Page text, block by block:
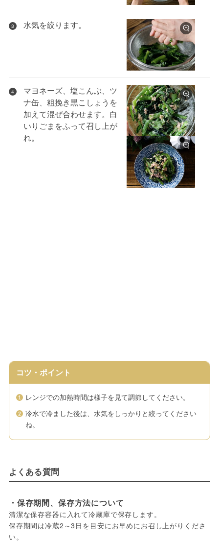
3 水気を絞ります。
4
マヨネーズ、塩こんぶ、ツ
ナ缶、粗挽き黒こしょうを
加えて混ぜ合わせます。白
いりごまをふって召し上が
れ。
コツ・ポイント
レンジでの加熱時間は様子を見て調節してください。
冷水で冷ました後は、水気をしっかりと絞ってください
ね。
よくある質問
・保存期間、保存方法について
清潔な保存容器に入れて冷蔵庫で保存します。
保存期間は冷蔵2～3日を目安にお早めにお召し上がりくださ
い。